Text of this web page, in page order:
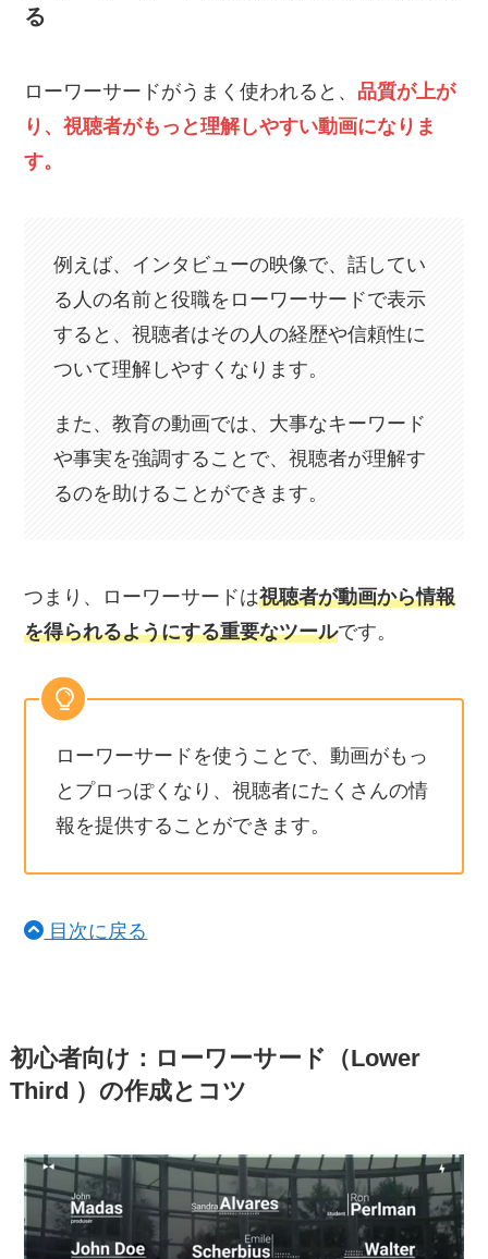
る
ローワーサードがうまく使われると、 品質が上が
り、視聴者がもっと理解しやすい動画になりま
す。
例えば、インタビューの映像で、話してい
る人の名前と役職をローワーサードで表示
すると、視聴者はその人の経歴や信頼性に
ついて理解しやすくなります。
また、教育の動画では、大事なキーワード
や事実を強調することで、視聴者が理解す
るのを助けることができます。
つまり、ローワーサードは視聴者が動画から情報
を得られるようにする重要なツールです。
ローワーサードを使うことで、動画がもっ
とプロっぽくなり、視聴者にたくさんの情
報を提供することができます。
目次に戻る
初心者向け：ローワーサード（Lower
Third ）の作成とコツ